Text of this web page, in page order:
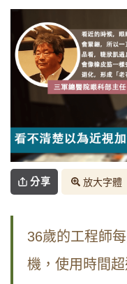
分享 放大字體
36歲的工程師
機，使用時間